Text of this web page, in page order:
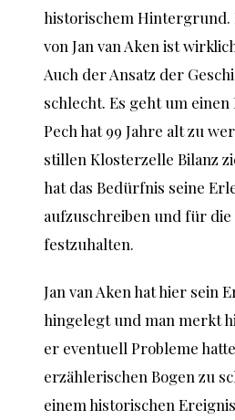
historischem Hintergrund.
von Jan van Aken ist
Auch der Ansatz der
schlecht. Es geht um einen
Pech hat 99 Jahre alt zu
stillen Klosterzelle Bilanz
hat das Bedürfnis seine
aufzuschreiben und für
festzuhalten.
Jan van Aken hat hier sein
hingelegt und man merkt
er eventuell Probleme
erzählerischen Bogen zu
einem historischen